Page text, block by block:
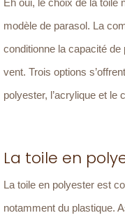
Eh oui, le choix de la toile
modèle de parasol. La
conditionne la capacité de
vent. Trois options
polyester, l’acrylique et le
La toile en
La toile en polyester est
notamment du plastique.